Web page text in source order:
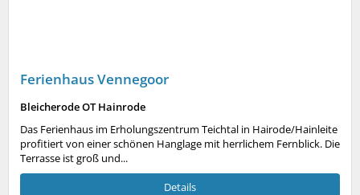
Ferienhaus Vennegoor
Bleicherode OT Hainrode
Das Ferienhaus im Erholungszentrum Teichtal in Hairode/Hainleite
profitiert von einer schönen Hanglage mit herrlichem Fernblick. Die
Terrasse ist groß und...
Details